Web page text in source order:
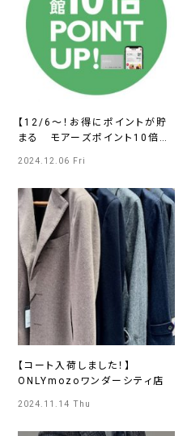
【12/6～！お得にポイントが貯
まる モアーズポイント10倍キ
2024.12.06 Fri
【コート入荷しました！】
ONLYmozoワンダーシティ店
2024.11.14 Thu